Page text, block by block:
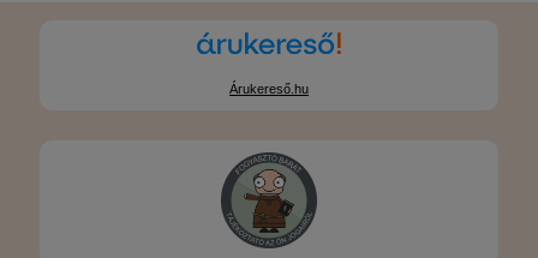
Árukereső.hu